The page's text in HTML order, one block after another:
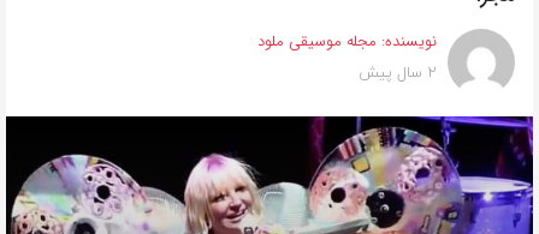
این
صفحه
را
با
دوستان
خود
نویسنده: مجله موسیقی ملود
2 سال پیش